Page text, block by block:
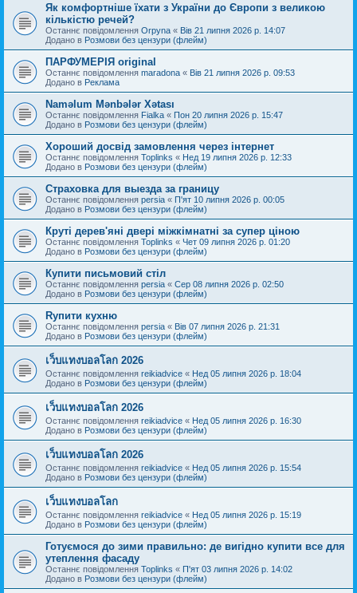
Як комфортніше їхати з України до Європи з великою
кількістю речей?
Останнє повідомлення Orpyna « Вів 21 липня 2026 р. 14:07
Додано в Розмови без цензури (флейм)
ПАРФУМЕРІЯ original
Останнє повідомлення maradona « Вів 21 липня 2026 р. 09:53
Додано в Реклама
Naməlum Mənbələr Xətası
Останнє повідомлення Fialka « Пон 20 липня 2026 р. 15:47
Додано в Розмови без цензури (флейм)
Хороший досвід замовлення через інтернет
Останнє повідомлення Toplinks « Нед 19 липня 2026 р. 12:33
Додано в Розмови без цензури (флейм)
Страховка для выезда за границу
Останнє повідомлення persia « П'ят 10 липня 2026 р. 00:05
Додано в Розмови без цензури (флейм)
Круті дерев'яні двері міжкімнатні за супер ціною
Останнє повідомлення Toplinks « Чет 09 липня 2026 р. 01:20
Додано в Розмови без цензури (флейм)
Купити письмовий стіл
Останнє повідомлення persia « Сер 08 липня 2026 р. 02:50
Додано в Розмови без цензури (флейм)
Rупити кухню
Останнє повідомлення persia « Вів 07 липня 2026 р. 21:31
Додано в Розмови без цензури (флейм)
เว็บแทงบอลโลก 2026
Останнє повідомлення reikiadvice « Нед 05 липня 2026 р. 18:04
Додано в Розмови без цензури (флейм)
เว็บแทงบอลโลก 2026
Останнє повідомлення reikiadvice « Нед 05 липня 2026 р. 16:30
Додано в Розмови без цензури (флейм)
เว็บแทงบอลโลก 2026
Останнє повідомлення reikiadvice « Нед 05 липня 2026 р. 15:54
Додано в Розмови без цензури (флейм)
เว็บแทงบอลโลก
Останнє повідомлення reikiadvice « Нед 05 липня 2026 р. 15:19
Додано в Розмови без цензури (флейм)
Готуємося до зими правильно: де вигідно купити все для
утеплення фасаду
Останнє повідомлення Toplinks « П'ят 03 липня 2026 р. 14:02
Додано в Розмови без цензури (флейм)